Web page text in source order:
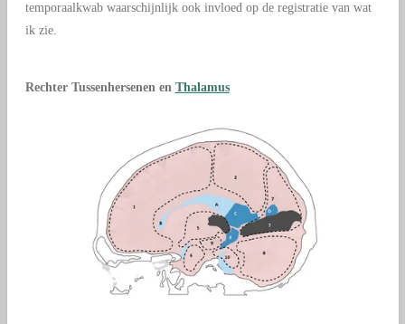
temporaalkwab waarschijnlijk ook invloed op de registratie van wat
ik zie.
Rechter Tussenhersenen en Thalamus